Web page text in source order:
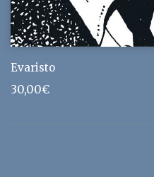
Evaristo
30,00€